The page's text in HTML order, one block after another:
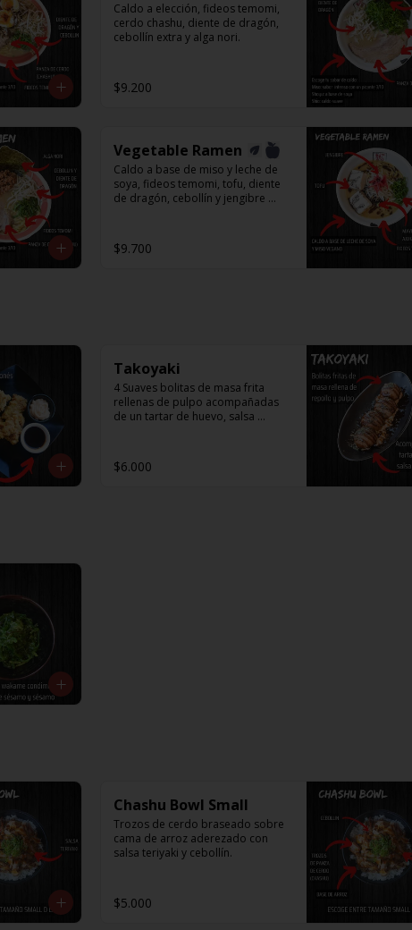
Caldo a elección, fideos temomi,
cerdo chashu, diente de dragón,
cebollín extra y alga nori.
$9.200
Vegetable Ramen
Caldo a base de miso y leche de
soya, fideos temomi, tofu, diente
de dragón, cebollín y jengibre
$9.700
Takoyaki
4 Suaves bolitas de masa frita
rellenas de pulpo acompañadas
de un tartar de huevo, salsa
$6.000
Chashu Bowl Small
Trozos de cerdo braseado sobre
cama de arroz aderezado con
salsa teriyaki y cebollín.
$5.000